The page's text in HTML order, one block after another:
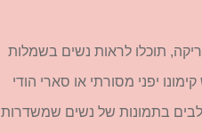
תוכלו לראות נשים בשמלות
יפני מסורתי או סארי הודי
בתמונות של נשים שמשדרות